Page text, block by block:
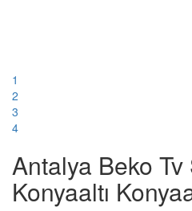
1
2
3
4
Antalya Beko
Konyaaltı